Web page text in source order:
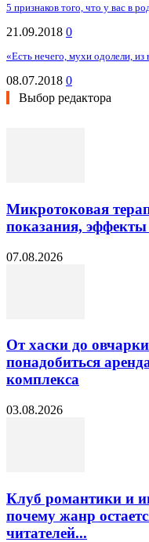
5 признаков того, что у вас в
21.09.2018 0
«Есть нечего, мухи одолели,
08.07.2018 0
Выбор редактора
Микротоковая
показания,
07.08.2026
От хаски до
понадобиться
комплекса
03.08.2026
Клуб романтики и
почему жанр
читателей...